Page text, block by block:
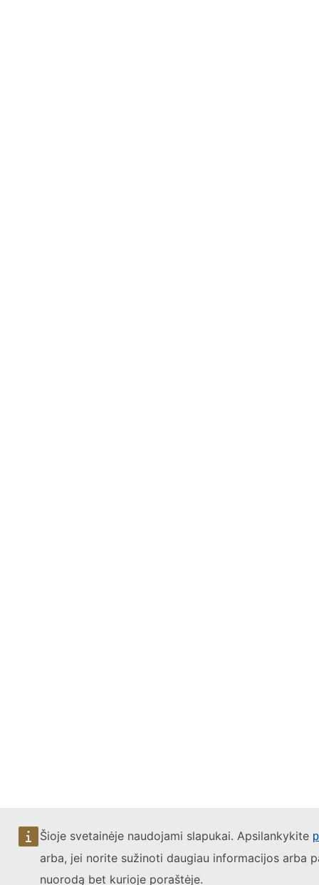
Šioje svetainėje naudojami slapukai. Apsilankykite
arba, jei norite sužinoti daugiau informacijos arba
nuorodą bet kurioje poraštėje.